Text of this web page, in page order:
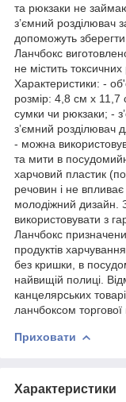
та рюкзаки не
з’ємний розділювач
допоможуть
Ланчбокс
не містить токсичних
Характеристики: -
розмір: 4,8 см х 11,7
сумки чи рюкзаки; -
з’ємний розділювач
- можна
та мити в
харчовий пластик
речовин і не впливає
молодіжний дизайн.
використовувати з
Ланчбокс
продуктів
без кришки, в
найвищій полиці.
канцелярських
ланчбоксом торгової
Приховати
Характеристики